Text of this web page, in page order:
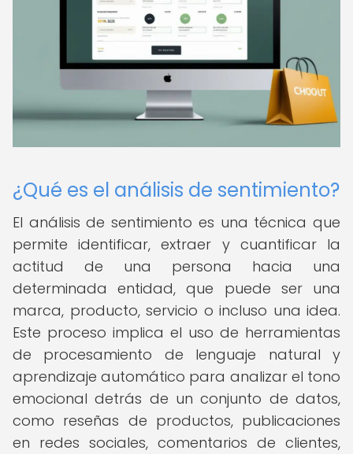
¿Qué es el análisis de sentimiento?
El análisis de sentimiento es una técnica que
permite identificar, extraer y cuantificar la
actitud de una persona hacia una
determinada entidad, que puede ser una
marca, producto, servicio o incluso una idea.
Este proceso implica el uso de herramientas
de procesamiento de lenguaje natural y
aprendizaje automático para analizar el tono
emocional detrás de un conjunto de datos,
como reseñas de productos, publicaciones
en redes sociales, comentarios de clientes,